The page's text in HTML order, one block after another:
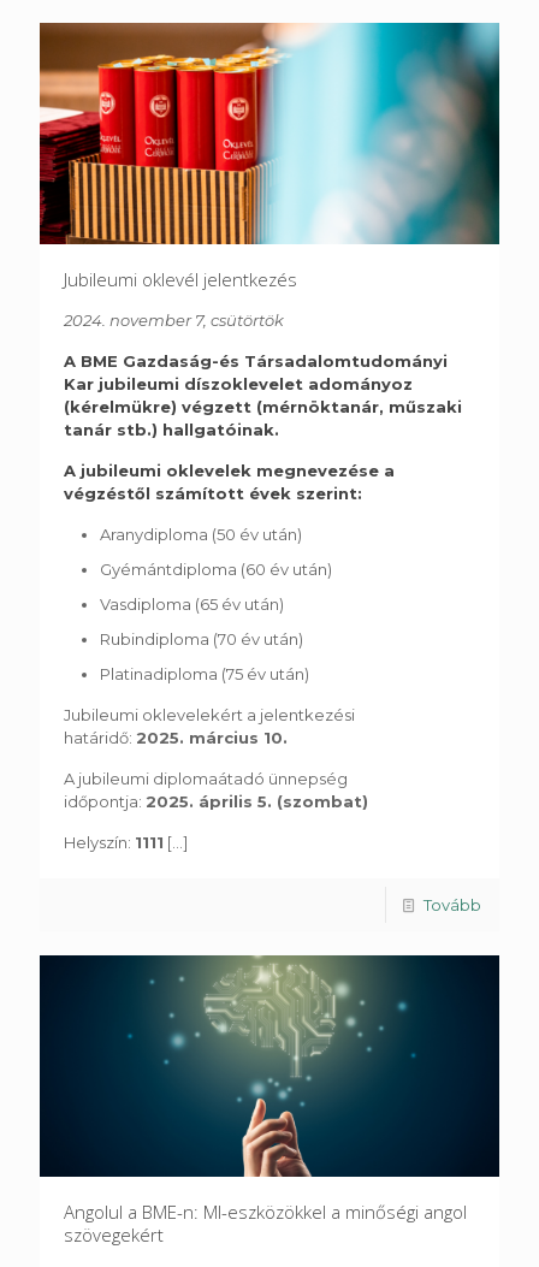
Jubileumi oklevél jelentkezés
2024. november 7, csütörtök
A BME Gazdaság-és Társadalomtudományi
Kar jubileumi díszoklevelet adományoz
(kérelmükre) végzett (mérnöktanár, műszaki
tanár stb.) hallgatóinak.
A jubileumi oklevelek megnevezése a
végzéstől számított évek szerint:
Aranydiploma (50 év után)
Gyémántdiploma (60 év után)
Vasdiploma (65 év után)
Rubindiploma (70 év után)
Platinadiploma (75 év után)
Jubileumi oklevelekért a jelentkezési
határidő: 2025. március 10.
A jubileumi diplomaátadó ünnepség
időpontja: 2025. április 5. (szombat)
Helyszín: 1111 [...]
Tovább
Angolul a BME-n: MI-eszközökkel a minőségi angol
szövegekért